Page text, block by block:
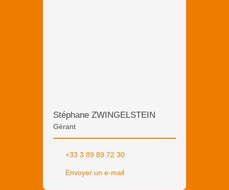
Stéphane ZWINGELSTEIN
Gérant
+33 3 89 89 72 30
Envoyer un e-mail